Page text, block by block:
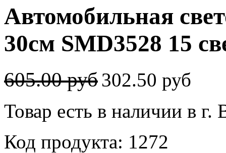
Автомобильная
30см SMD3528 15
605.00 руб302.50 руб
Товар есть в наличии в г.
Код продукта: 1272